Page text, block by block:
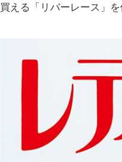
買える「リバーレース」